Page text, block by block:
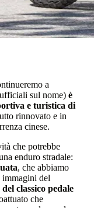
a
sul nome) è
e turistica di
rinnovato e in
cinese.
che potrebbe
enduro stradale:
, che abbiamo
immagini del
del classico pedale
che